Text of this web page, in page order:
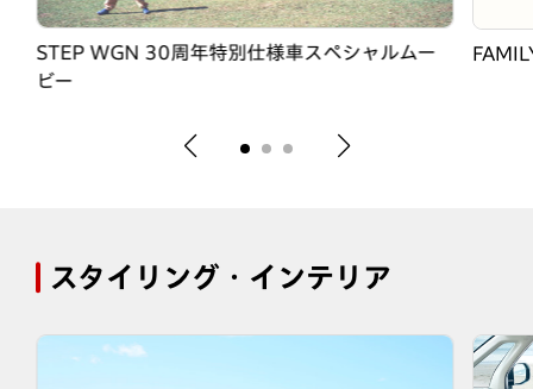
STEP WGN 30周年特別仕様車スペシャルムー
ビー
スタイリング・インテリア